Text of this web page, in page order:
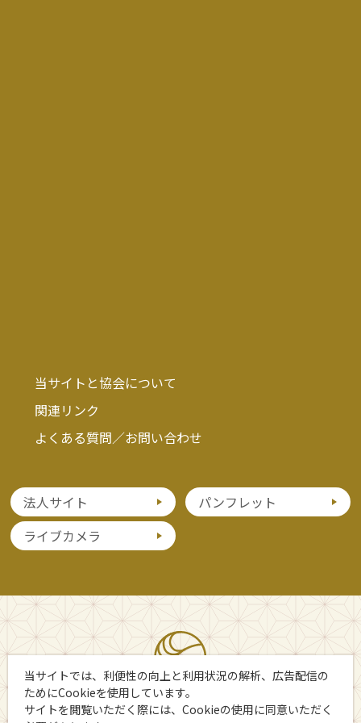
当サイトと協会について
関連リンク
よくある質問／お問い合わせ
法人サイト
パンフレット
ライブカメラ
当サイトでは、利便性の向上と利用状況の解析、広告配信の
ためにCookieを使用しています。
サイトを閲覧いただく際には、Cookieの使用に同意いただく